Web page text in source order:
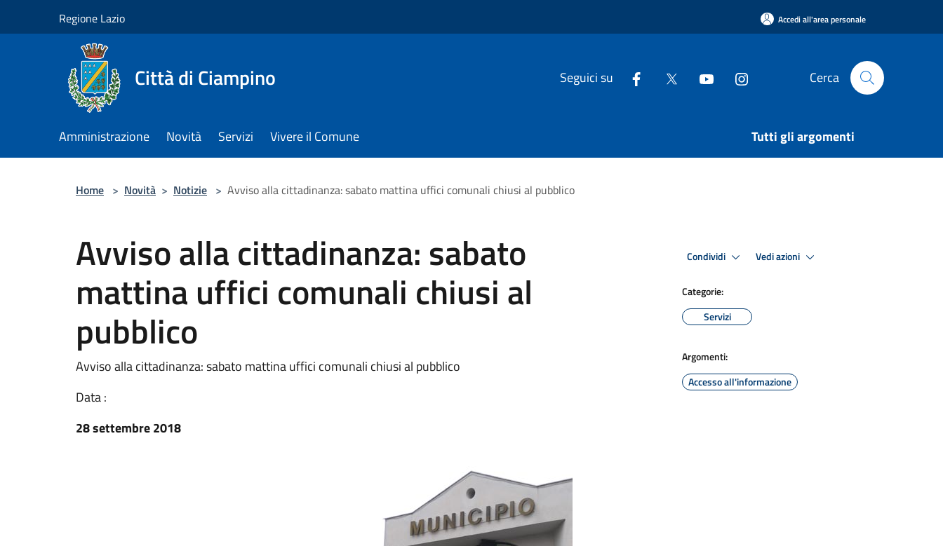
Regione Lazio Accedi all'area personale
Città di Ciampino Seguici su Cerca
Amministrazione Novità Servizi Vivere il Comune Tutti gli argomenti
Home > Novità > Notizie > Avviso alla cittadinanza: sabato mattina uffici comunali chiusi al pubblico
Avviso alla cittadinanza: sabato
mattina uffici comunali chiusi al
pubblico
Avviso alla cittadinanza: sabato mattina uffici comunali chiusi al pubblico
Data :
28 settembre 2018
Condividi Vedi azioni
Categorie:
Servizi
Argomenti:
Accesso all'informazione